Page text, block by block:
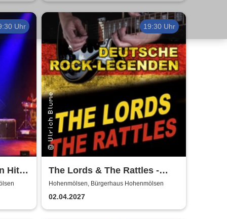
Uhr
Hits
2027
19:30 Uhr
The Lords & The Rattles -
Deutsche Rocklegenden
Hohenmölsen, Bürgerhaus Hohenmölsen
02.04.2027